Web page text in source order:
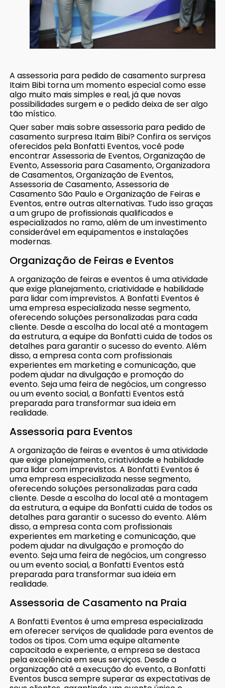
A assessoria para pedido de casamento surpresa
Itaim Bibi torna um momento especial como esse
algo muito mais simples e real, já que novas
possibilidades surgem e o pedido deixa de ser algo
tão místico.
Quer saber mais sobre assessoria para pedido de
casamento surpresa Itaim Bibi? Confira os serviços
oferecidos pela Bonfatti Eventos, você pode
encontrar Assessoria de Eventos, Organização de
Evento, Assessoria para Casamento, Organizadora
de Casamentos, Organização de Eventos,
Assessoria de Casamento, Assessoria de
Casamento São Paulo e Organização de Feiras e
Eventos, entre outras alternativas. Tudo isso graças
a um grupo de profissionais qualificados e
especializados no ramo, além de um investimento
considerável em equipamentos e instalações
modernas.
Organização de Feiras e Eventos
A organização de feiras e eventos é uma atividade
que exige planejamento, criatividade e habilidade
para lidar com imprevistos. A Bonfatti Eventos é
uma empresa especializada nesse segmento,
oferecendo soluções personalizadas para cada
cliente. Desde a escolha do local até a montagem
da estrutura, a equipe da Bonfatti cuida de todos os
detalhes para garantir o sucesso do evento. Além
disso, a empresa conta com profissionais
experientes em marketing e comunicação, que
podem ajudar na divulgação e promoção do
evento. Seja uma feira de negócios, um congresso
ou um evento social, a Bonfatti Eventos está
preparada para transformar sua ideia em
realidade.
Assessoria para Eventos
A organização de feiras e eventos é uma atividade
que exige planejamento, criatividade e habilidade
para lidar com imprevistos. A Bonfatti Eventos é
uma empresa especializada nesse segmento,
oferecendo soluções personalizadas para cada
cliente. Desde a escolha do local até a montagem
da estrutura, a equipe da Bonfatti cuida de todos os
detalhes para garantir o sucesso do evento. Além
disso, a empresa conta com profissionais
experientes em marketing e comunicação, que
podem ajudar na divulgação e promoção do
evento. Seja uma feira de negócios, um congresso
ou um evento social, a Bonfatti Eventos está
preparada para transformar sua ideia em
realidade.
Assessoria de Casamento na Praia
A Bonfatti Eventos é uma empresa especializada
em oferecer serviços de qualidade para eventos de
todos os tipos. Com uma equipe altamente
capacitada e experiente, a empresa se destaca
pela excelência em seus serviços. Desde a
organização até a execução do evento, a Bonfatti
Eventos busca sempre superar as expectativas de